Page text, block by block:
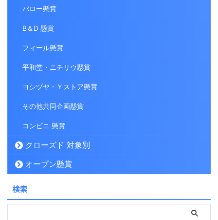
バロー懸賞
B＆D 懸賞
フィール懸賞
平和堂・ニチリウ懸賞
ヨシヅヤ・Ｙストア懸賞
その他共同企画懸賞
コンビニ 懸賞
クローズド 対象別
オープン懸賞
検索